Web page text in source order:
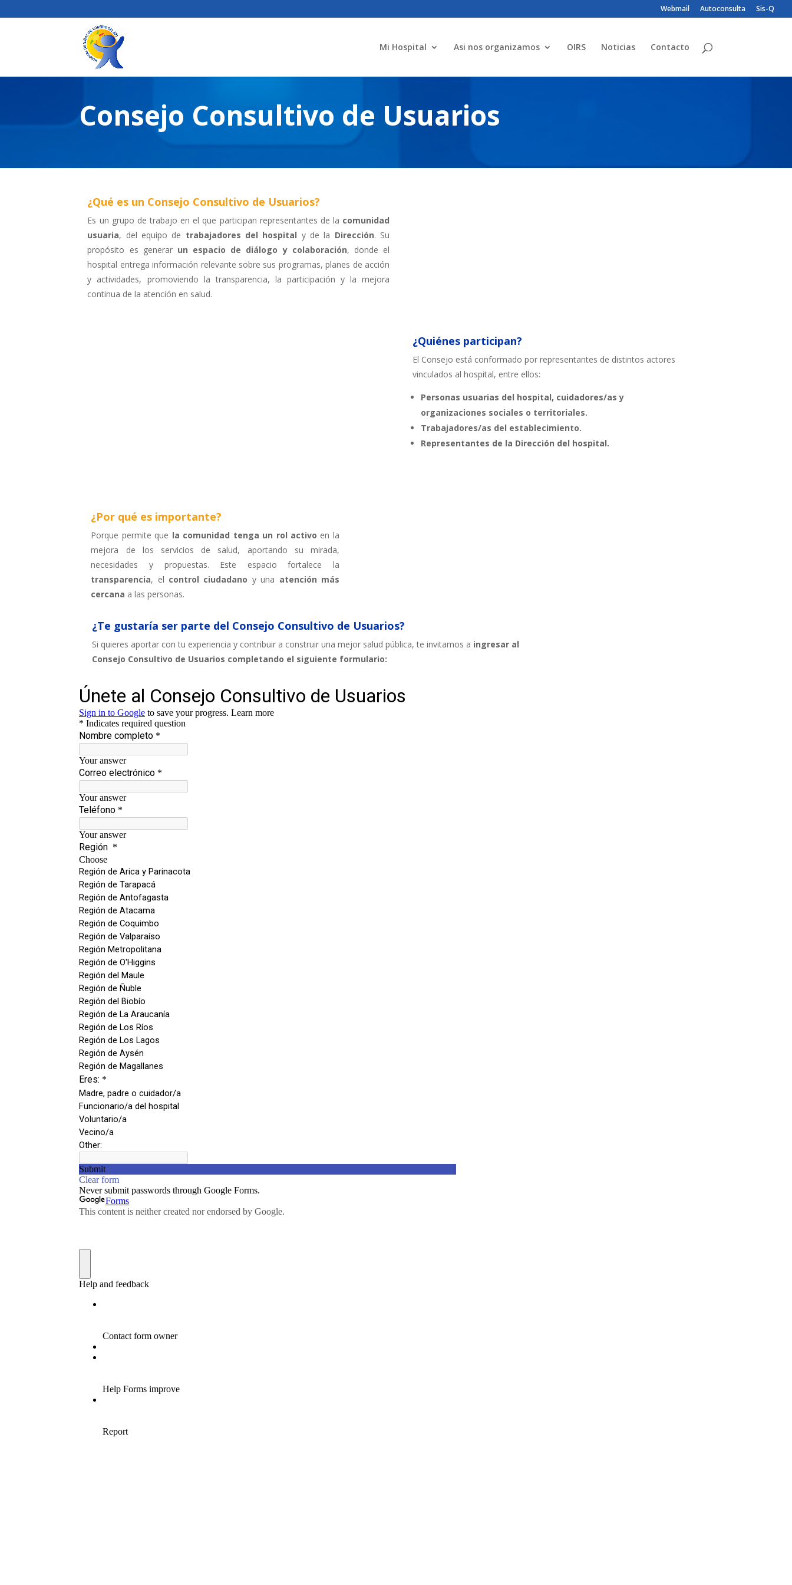
Webmail Autoconsulta Sis-Q
Mi Hospital Asi nos organizamos OIRS Noticias Contacto
Consejo Consultivo de Usuarios
¿Qué es un Consejo Consultivo de Usuarios?
Es un grupo de trabajo en el que participan representantes de la comunidad
usuaria, del equipo de trabajadores del hospital y de la Dirección. Su
propósito es generar un espacio de diálogo y colaboración, donde el
hospital entrega información relevante sobre sus programas, planes de acción
y actividades, promoviendo la transparencia, la participación y la mejora
continua de la atención en salud.
¿Quiénes participan?
El Consejo está conformado por representantes de distintos actores
vinculados al hospital, entre ellos:
Personas usuarias del hospital, cuidadores/as y
organizaciones sociales o territoriales.
Trabajadores/as del establecimiento.
Representantes de la Dirección del hospital.
¿Por qué es importante?
Porque permite que la comunidad tenga un rol activo en la
mejora de los servicios de salud, aportando su mirada,
necesidades y propuestas. Este espacio fortalece la
transparencia, el control ciudadano y una atención más
cercana a las personas.
¿Te gustaría ser parte del Consejo Consultivo de Usuarios?
Si quieres aportar con tu experiencia y contribuir a construir una mejor salud pública, te invitamos a ingresar al
Consejo Consultivo de Usuarios completando el siguiente formulario: